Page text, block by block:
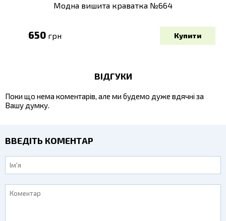
Модна вишита краватка №664
650 грн
ВІДГУКИ
Поки що нема коментарів, але ми будемо дуже вдячні за
Вашу думку.
ВВЕДІТЬ КОМЕНТАР